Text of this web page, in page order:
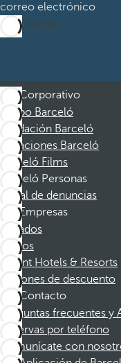
correo electrónico
Suscribirme
Corporativo
Grupo Barceló
Fundación Barceló
Vacaciones Barceló
Barceló Films
Barceló Personas
Canal de denuncias
Empresas
Afiliados
Socios
Dorint Hotels & Resorts
Cupones de descuento
Contacto
Preguntas frecuentes y
Reservas por teléfono
Comunícate con